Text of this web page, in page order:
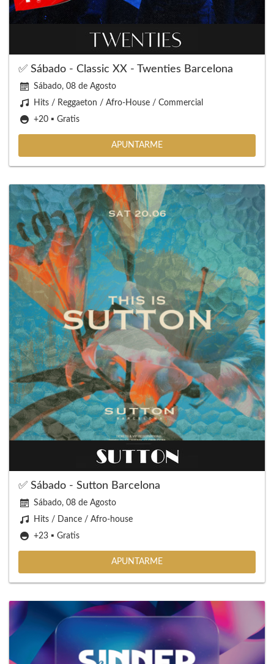
✅ Sábado - Classic XX - Twenties Barcelona
Sábado, 08 de Agosto
Hits / Reggaeton / Afro-House / Commercial
+20 ▪️ Gratis
APUNTARME
✅ Sábado - Sutton Barcelona
Sábado, 08 de Agosto
Hits / Dance / Afro-house
+23 ▪️ Gratis
APUNTARME